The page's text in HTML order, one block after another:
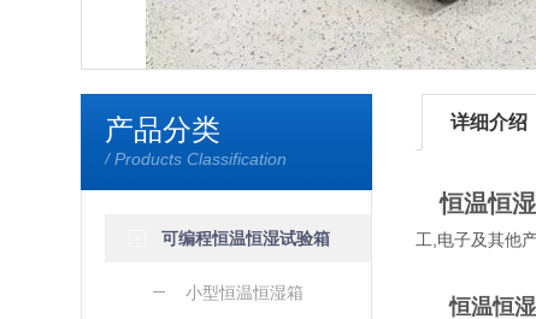
产品分类
/ Products Classification
可编程恒温恒湿试验箱
小型恒温恒湿箱
详细介绍
恒温恒
工,电子及其他
恒温恒